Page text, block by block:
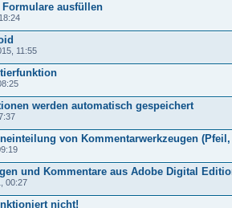
ausfüllen
11:55
werden automatisch gespeichert
von Kommentarwerkzeugen
und Kommentare aus Adobe Digital
00:27
nicht!